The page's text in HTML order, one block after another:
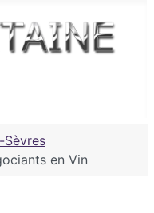
Sèvres
en Vin